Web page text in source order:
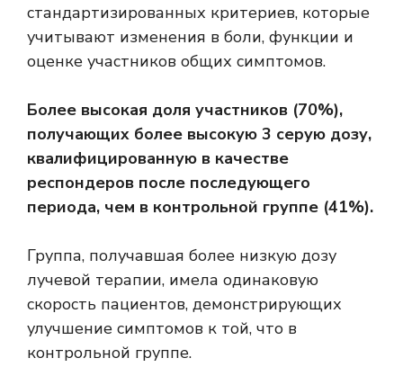
стандартизированных критериев, которые
учитывают изменения в боли, функции и
оценке участников общих симптомов.
Более высокая доля участников (70%),
получающих более высокую 3 серую дозу,
квалифицированную в качестве
респондеров после последующего
периода, чем в контрольной группе (41%).
Группа, получавшая более низкую дозу
лучевой терапии, имела одинаковую
скорость пациентов, демонстрирующих
улучшение симптомов к той, что в
контрольной группе.